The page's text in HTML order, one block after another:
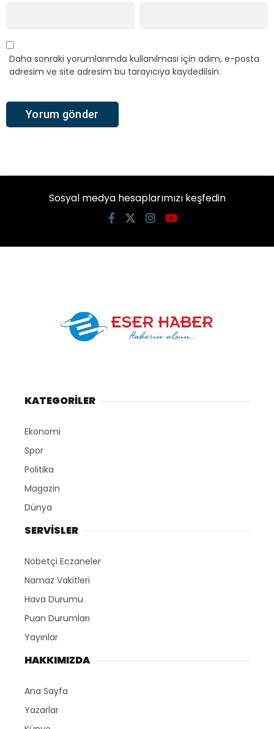
Daha sonraki yorumlarımda kullanılması için adım, e-posta
adresim ve site adresim bu tarayıcıya kaydedilsin.
Sosyal medya hesaplarımızı keşfedin
KATEGORİLER
Ekonomi
Spor
Politika
Magazin
Dünya
SERVİSLER
Nöbetçi Eczaneler
Namaz Vakitleri
Hava Durumu
Puan Durumları
Yayınlar
HAKKIMIZDA
Ana Sayfa
Yazarlar